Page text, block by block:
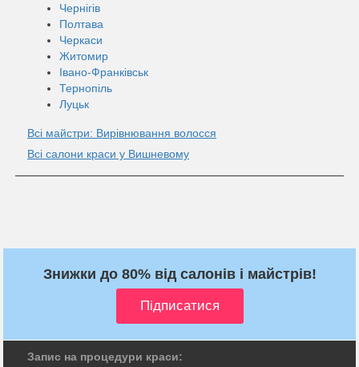
Чернігів
Полтава
Черкаси
Житомир
Івано-Франківськ
Тернопіль
Луцьк
Всі майстри: Вирівнювання волосся
Всі салони краси у Вишневому
Знижки до 80% від салонів і майстрів!
Запис на процедури краси: